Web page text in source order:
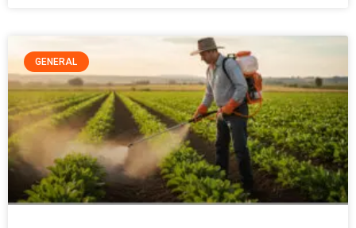
GENERAL